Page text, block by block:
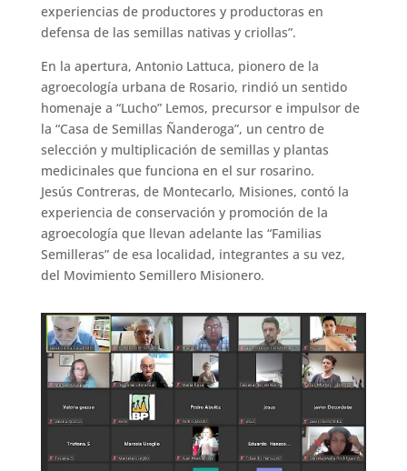
experiencias de productores y productoras en
defensa de las semillas nativas y criollas”.
En la apertura, Antonio Lattuca, pionero de la
agroecología urbana de Rosario, rindió un sentido
homenaje a “Lucho” Lemos, precursor e impulsor de
la “Casa de Semillas Ñanderoga”, un centro de
selección y multiplicación de semillas y plantas
medicinales que funciona en el sur rosarino.
Jesús Contreras, de Montecarlo, Misiones, contó la
experiencia de conservación y promoción de la
agroecología que llevan adelante las “Familias
Semilleras” de esa localidad, integrantes a su vez,
del Movimiento Semillero Misionero.